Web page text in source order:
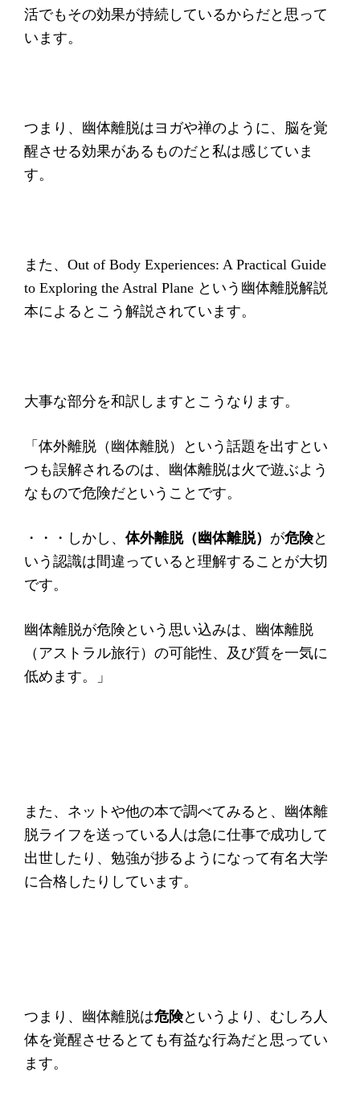
活でもその効果が持続しているからだと思って
います。
つまり、幽体離脱はヨガや禅のように、脳を覚
醒させる効果があるものだと私は感じていま
す。
また、Out of Body Experiences: A Practical Guide
to Exploring the Astral Plane という幽体離脱解説
本によるとこう解説されています。
大事な部分を和訳しますとこうなります。
「体外離脱（幽体離脱）という話題を出すとい
つも誤解されるのは、幽体離脱は火で遊ぶよう
なもので危険だということです。
・・・しかし、 体外離脱（幽体離脱） が危険と
いう認識は間違っていると理解することが大切
です。
幽体離脱が危険という思い込みは、幽体離脱
（アストラル旅行）の可能性、及び質を一気に
低めます。」
また、ネットや他の本で調べてみると、幽体離
脱ライフを送っている人は急に仕事で成功して
出世したり、勉強が捗るようになって有名大学
に合格したりしています。
つまり、幽体離脱は危険というより、むしろ人
体を覚醒させるとても有益な行為だと思ってい
ます。